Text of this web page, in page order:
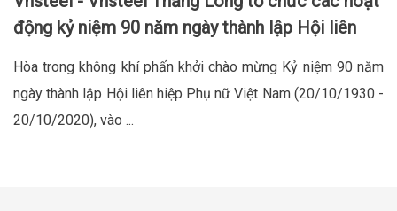
động kỷ niệm 90 năm ngày thành lập Hội liên
Hòa trong không khí phấn khởi chào mừng Kỷ niệm 90 năm
ngày thành lập Hội liên hiệp Phụ nữ Việt Nam (20/10/1930 -
20/10/2020), vào ...